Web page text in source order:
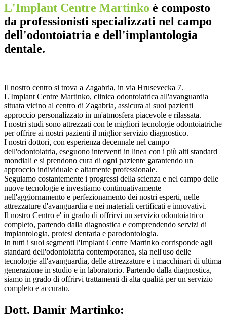
L'Implant Centre Martinko è composto
da professionisti specializzati nel campo
dell'odontoiatria e dell'implantologia
dentale.
Il nostro centro si trova a Zagabria, in via Hrusevecka 7.
L'Implant Centre Martinko, clinica odontoiatrica all'avanguardia
situata vicino al centro di Zagabria, assicura ai suoi pazienti
approccio personalizzato in un'atmosfera piacevole e rilassata.
I nostri studi sono attrezzati con le migliori tecnologie odontoiatriche
per offrire ai nostri pazienti il miglior servizio diagnostico.
I nostri dottori, con esperienza decennale nel campo
dell'odontoiatria, eseguono interventi in linea con i più alti standard
mondiali e si prendono cura di ogni paziente garantendo un
approccio individuale e altamente professionale.
Seguiamo costantemente i progressi della scienza e nel campo delle
nuove tecnologie e investiamo continuativamente
nell'aggiornamento e perfezionamento dei nostri esperti, nelle
attrezzature d'avanguardia e nei materiali certificati e innovativi.
Il nostro Centro e' in grado di offrirvi un servizio odontoiatrico
completo, partendo dalla diagnostica e comprendendo servizi di
implantologia, protesi dentaria e parodontologia.
In tutti i suoi segmenti l'Implant Centre Martinko corrisponde agli
standard dell'odontoiatria contemporanea, sia nell'uso delle
tecnologie all'avanguardia, delle attrezzature e i macchinari di ultima
generazione in studio e in laboratorio. Partendo dalla diagnostica,
siamo in grado di offrirvi trattamenti di alta qualità per un servizio
completo e accurato.
Dott. Damir Martinko: